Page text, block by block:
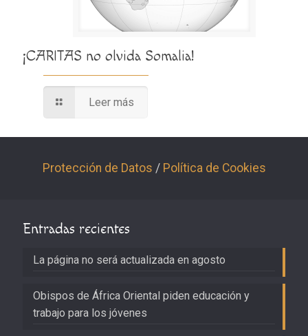
¡CARITAS no olvida Somalia!
Leer más
Protección de Datos / Política de Cookies
Entradas recientes
La página no será actualizada en agosto
Obispos de África Oriental piden educación y
trabajo para los jóvenes